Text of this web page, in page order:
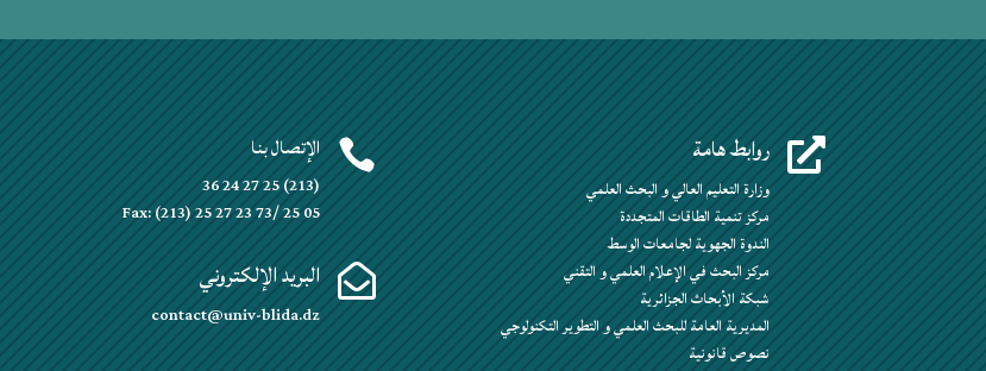
 الإتصال بنا
(213) 25 27 24 36
Fax: (213) 25 27 23 73/ 25 05
 البريد الإلكتروني
contact@univ-blida.dz
 روابط هامة
وزارة التعليم العالي و البحث العلمي
مركز تنمية الطاقات المتجددة
الندوة الجهوية لجامعات الوسط
مركز البحث في الإعلام العلمي و التقني
شبكة الأبحاث الجزائرية
المديرية العامة للبحث العلمي و التطوير التكنولوجي
نصوص قانونية